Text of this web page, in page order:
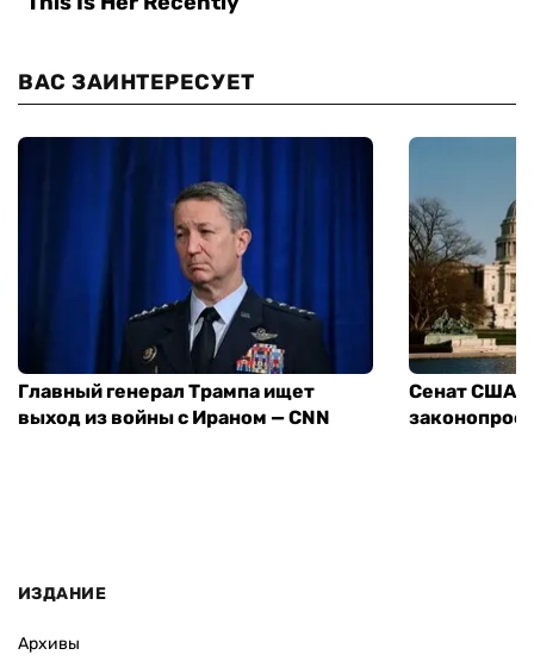
ВАС ЗАИНТЕРЕСУЕТ
Главный генерал Трампа ищет
выход из войны с Ираном — CNN
Сенат США
ИЗДАНИЕ
Архивы